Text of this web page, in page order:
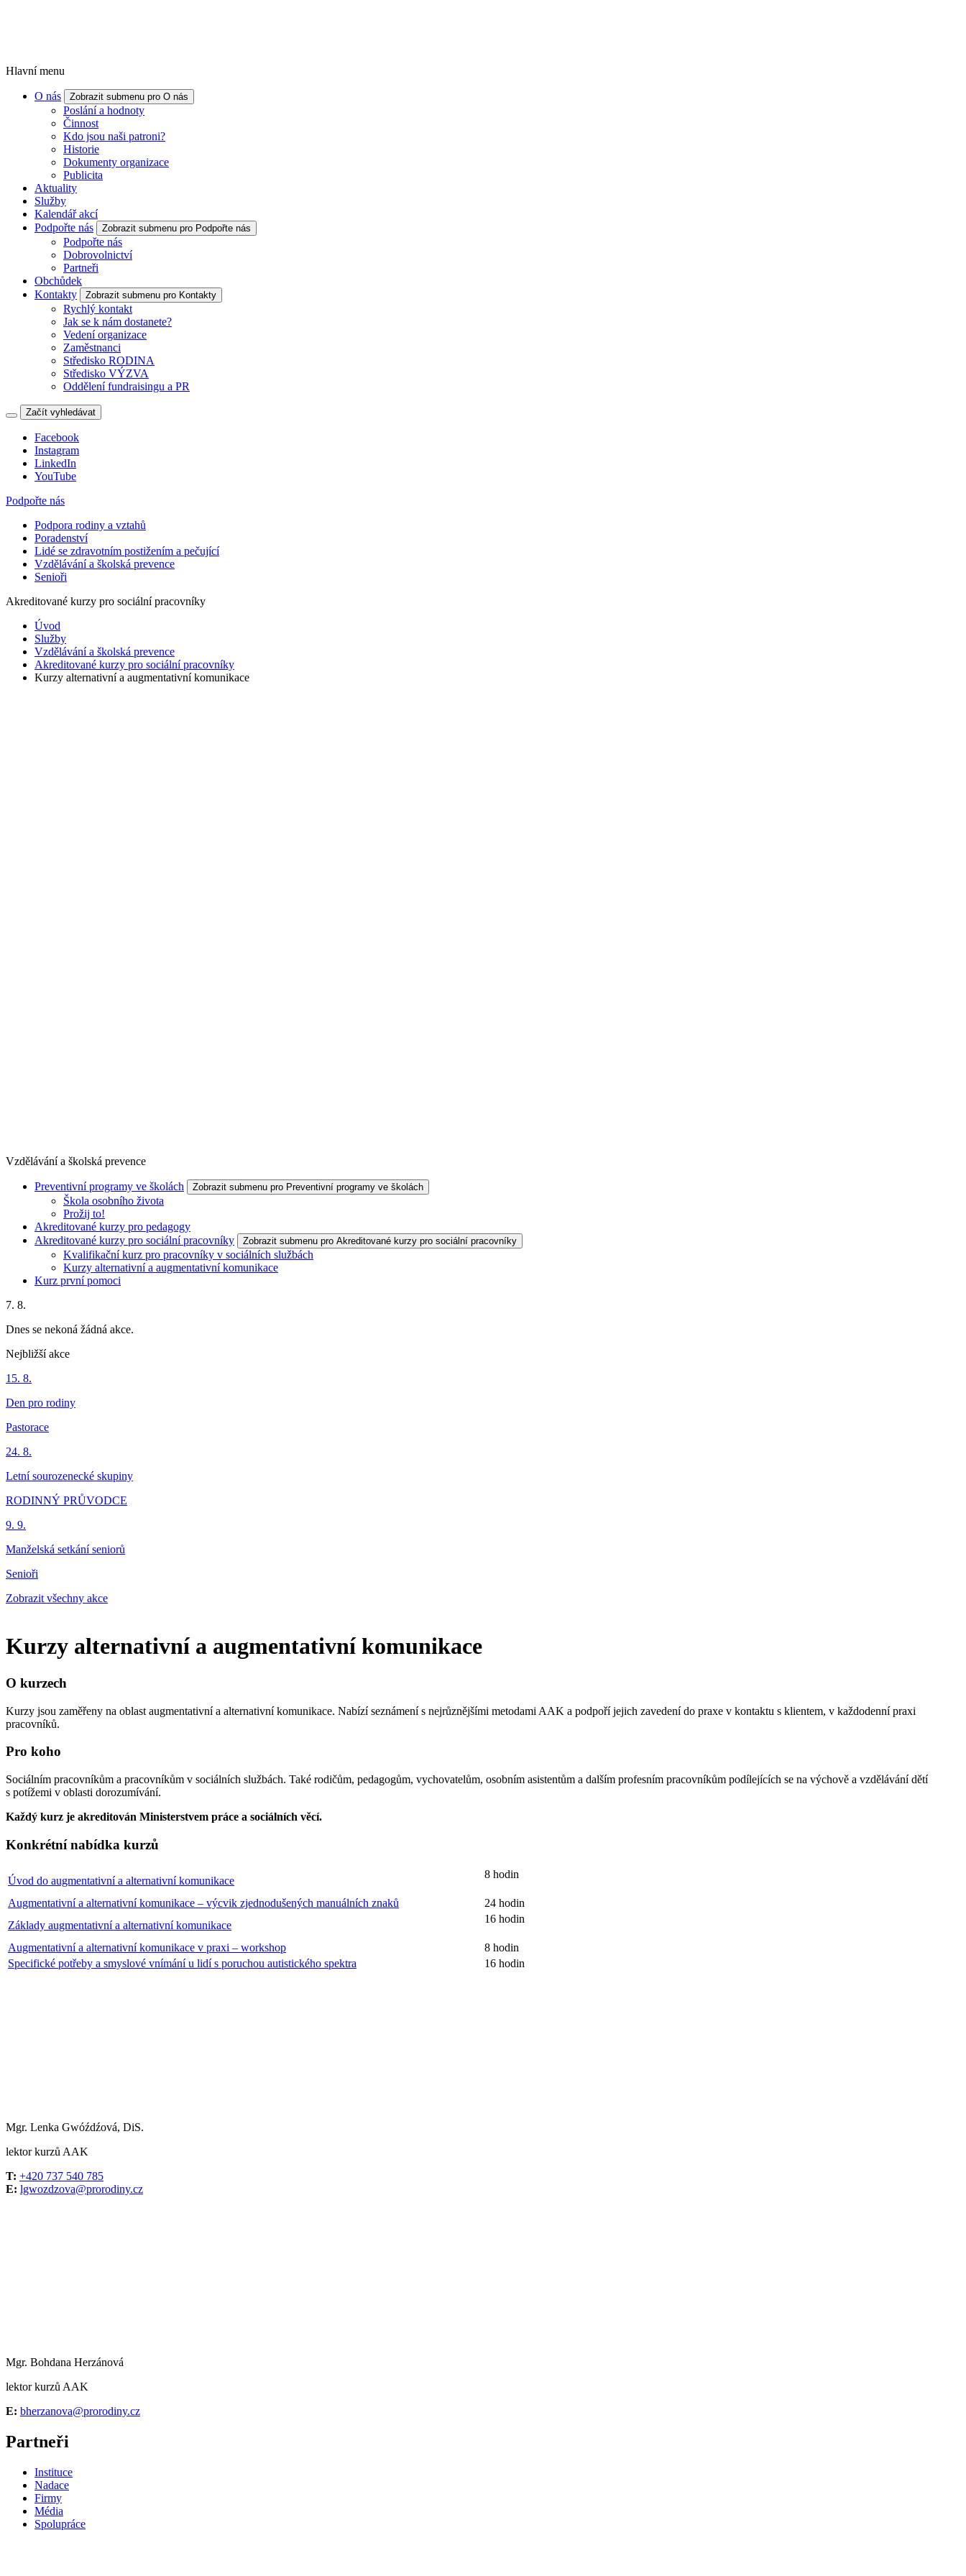
Hlavní menu
O nás Zobrazit submenu pro O nás
Poslání a hodnoty
Činnost
Kdo jsou naši patroni?
Historie
Dokumenty organizace
Publicita
Aktuality
Služby
Kalendář akcí
Podpořte nás
Zobrazit submenu pro Podpořte nás
Podpořte nás
Dobrovolnictví
Partneři
Obchůdek
Kontakty
Zobrazit submenu pro Kontakty
Rychlý kontakt
Jak se k nám dostanete?
Vedení organizace
Zaměstnanci
Středisko RODINA
Středisko VÝZVA
Oddělení fundraisingu a PR
Začít vyhledávat
Facebook
Instagram
LinkedIn
YouTube
Podpořte nás
Podpora rodiny a vztahů
Poradenství
Lidé se zdravotním postižením a pečující
Vzdělávání a školská prevence
Senioři
Akreditované kurzy pro sociální pracovníky
Úvod
Služby
Vzdělávání a školská prevence
Akreditované kurzy pro sociální pracovníky
Kurzy alternativní a augmentativní komunikace
Vzdělávání a školská prevence
Preventivní programy ve školách Zobrazit submenu pro Preventivní programy ve školách
Škola osobního života
Prožij to!
Akreditované kurzy pro pedagogy
Akreditované kurzy pro sociální pracovníky
Zobrazit submenu pro Akreditované kurzy pro sociální pracovníky
Kvalifikační kurz pro pracovníky v sociálních službách
Kurzy alternativní a augmentativní komunikace
Kurz první pomoci
7. 8.
Dnes se nekoná žádná akce.
Nejbližší akce
15. 8.
Den pro rodiny
Pastorace
24. 8.
Letní sourozenecké skupiny
RODINNÝ PRŮVODCE
9. 9.
Manželská setkání seniorů
Senioři
Zobrazit všechny akce
Kurzy alternativní a augmentativní komunikace
O kurzech
Kurzy jsou zaměřeny na oblast augmentativní a alternativní komunikace. Nabízí seznámení s nejrůznějšími metodami AAK a podpoří jejich zavedení do praxe v kontaktu s klientem, v každodenní praxi
pracovníků.
Pro koho
Sociálním pracovníkům a pracovníkům v sociálních službách. Také rodičům, pedagogům, vychovatelům, osobním asistentům a dalším profesním pracovníkům podílejících se na výchově a vzdělávání dětí
s potížemi v oblasti dorozumívání.
Každý kurz je akreditován Ministerstvem práce a sociálních věcí.
Konkrétní nabídka kurzů
Úvod do augmentativní a alternativní komunikace
8 hodin
Augmentativní a alternativní komunikace – výcvik zjednodušených manuálních znaků
24 hodin
Základy augmentativní a alternativní komunikace
16 hodin
Augmentativní a alternativní komunikace v praxi – workshop
8 hodin
Specifické potřeby a smyslové vnímání u lidí s poruchou autistického spektra
16 hodin
Mgr. Lenka Gwóźdźová, DiS.
lektor kurzů AAK
T: +420 737 540 785
E: lgwozdzova@prorodiny.cz
Mgr. Bohdana Herzánová
lektor kurzů AAK
E: bherzanova@prorodiny.cz
Partneři
Instituce
Nadace
Firmy
Média
Spolupráce